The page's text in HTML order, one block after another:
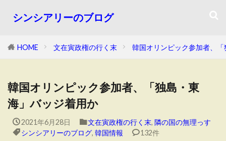
シンシアリーのブログ
HOME 文在寅政権の行く末 韓国オリンピック参加者、
韓国オリンピック参加者、「独島・東
海」バッジ着用か
2021年6月28日 文在寅政権の行く末, 隣の国の無理っす
シンシアリーのブログ, 韓国情報 132件